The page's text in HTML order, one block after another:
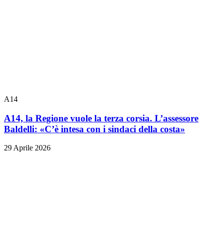
A14
A14, la Regione vuole la terza corsia. L’assessore
Baldelli: «C’è intesa con i sindaci della costa»
29 Aprile 2026